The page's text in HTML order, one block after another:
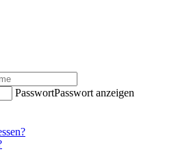
PasswortPasswort anzeigen